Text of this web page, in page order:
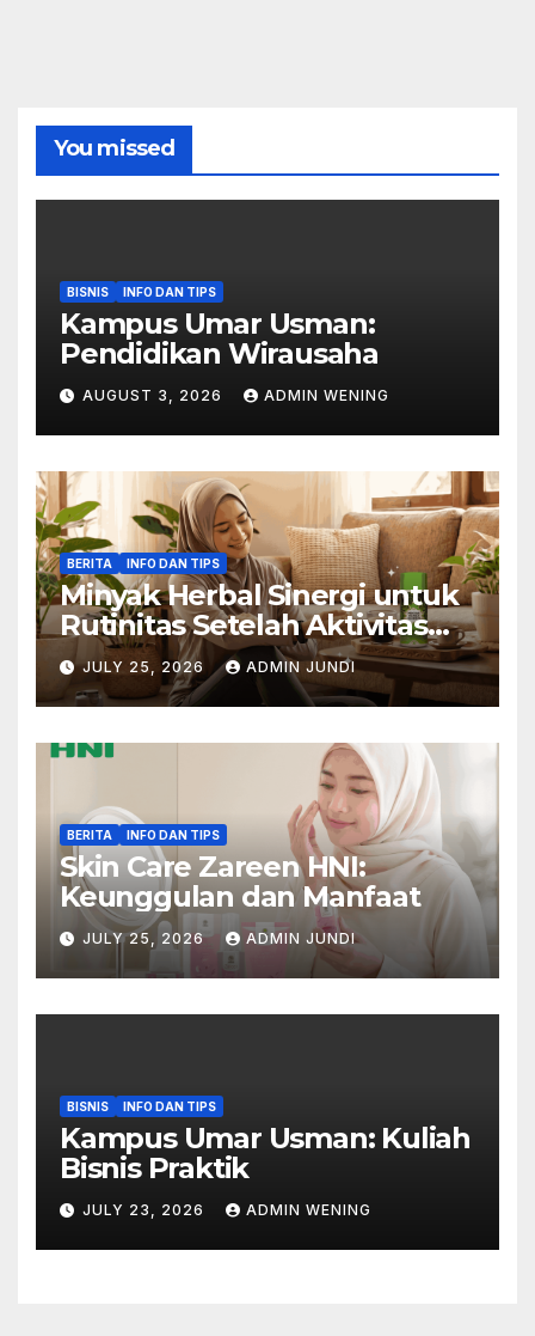
You missed
BISNIS INFO DAN TIPS
Kampus Umar Usman:
Pendidikan Wirausaha
AUGUST 3, 2026 ADMIN WENING
BERITA INFO DAN TIPS
Minyak Herbal Sinergi untuk
Rutinitas Setelah Aktivitas
Padat
JULY 25, 2026 ADMIN JUNDI
BERITA INFO DAN TIPS
Skin Care Zareen HNI:
Keunggulan dan Manfaat
JULY 25, 2026 ADMIN JUNDI
BISNIS INFO DAN TIPS
Kampus Umar Usman: Kuliah
Bisnis Praktik
JULY 23, 2026 ADMIN WENING